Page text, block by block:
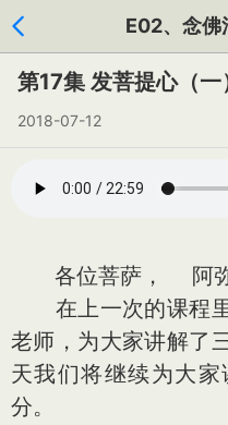
E02、念佛
第17集 发菩提心（
2018-07-12
各位菩萨， 阿弥
在上一次的课程里
老师，为大家讲解了
天我们将继续为大
分。